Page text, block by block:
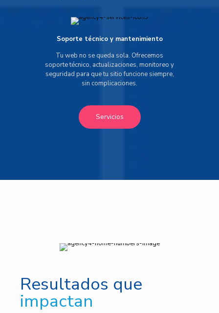
Soporte técnico y mantenimiento
Tu web no se queda sola. Ofrecemos
soporte técnico, actualizaciones, monitoreo y
seguridad para que tu sitio funcione siempre,
sin complicaciones.
Servicios
Resultados que
impactan